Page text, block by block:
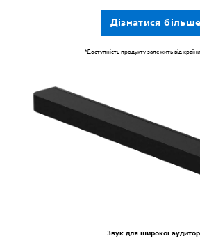
Дізнатися більше
‎*Доступність продукту залежить від
Звук для широкої